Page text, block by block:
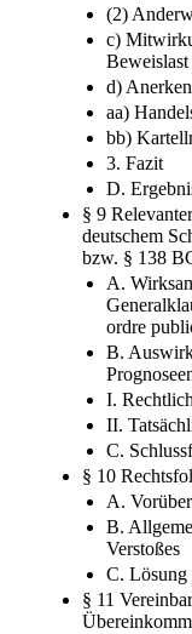
(2)
c)
Beweislast
d)
aa)
bb)
3. Fazit
D.
§ 9
deutschem
bzw. § 138
A.
ordre
B.
I.
II.
C.
§ 10
A.
B.
Verstoßes
C. Lösung
§ 11